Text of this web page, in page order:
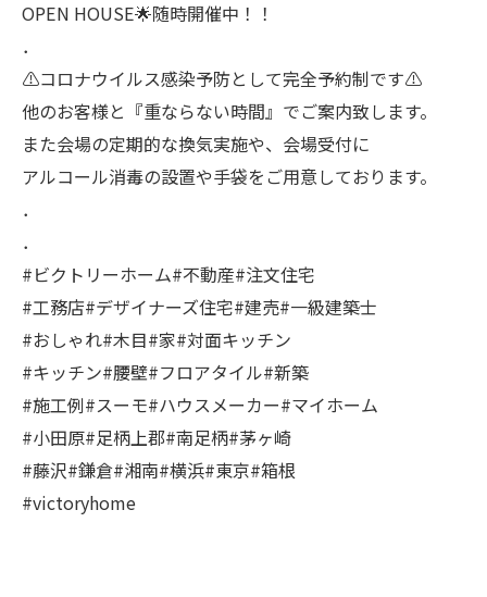
OPEN HOUSE🌟随時開催中！！
．
⚠コロナウイルス感染予防として完全予約制です⚠
他のお客様と『重ならない時間』でご案内致します。
また会場の定期的な換気実施や、会場受付に
アルコール消毒の設置や手袋をご用意しております。
．
．
#ビクトリーホーム#不動産#注文住宅
#工務店#デザイナーズ住宅#建売#一級建築士
#おしゃれ#木目#家#対面キッチン
#キッチン#腰壁#フロアタイル#新築
#施工例#スーモ#ハウスメーカー#マイホーム
#小田原#足柄上郡#南足柄#茅ヶ崎
#藤沢#鎌倉#湘南#横浜#東京#箱根
#victoryhome